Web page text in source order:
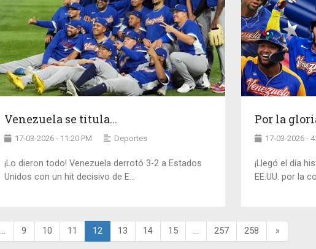
Venezuela se titula...
17-03-2026 - 11:20 PM Deportes
¡Lo dieron todo! Venezuela derrotó 3-2 a Estados
Unidos con un hit decisivo de E...
Por la
17-03-2026 -
¡Llegó el día
EE.UU. por la
... 9 10 11 12 13 14 15 ... 257 258 »